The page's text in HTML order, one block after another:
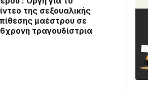
της σεξουαλικής
μαέστρου σε
τραγουδίστρια